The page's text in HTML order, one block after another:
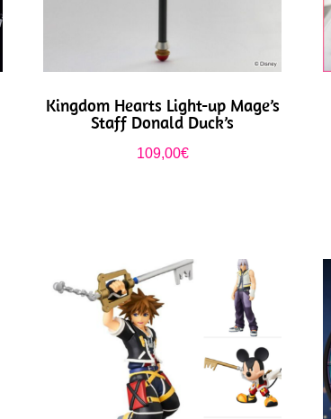
Kingdom Hearts Light-up Mage’s
Staff Donald Duck’s
109,00€